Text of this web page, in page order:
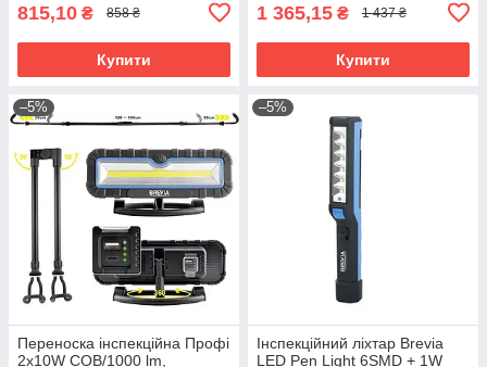
815,10 ₴ 858 ₴
Купити
1 365,15 ₴ 1 437 ₴
Купити
–5%
Переноска інспекційна Профі
2x10W COB/1000 lm,
–5%
Інспекційний ліхтар Brevia
LED Pen Light 6SMD + 1W